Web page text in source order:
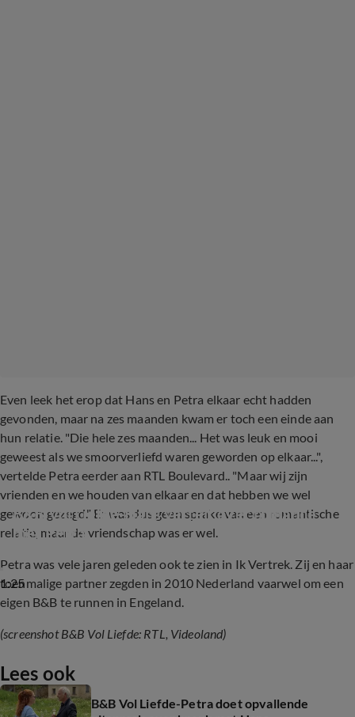
Even leek het erop dat Hans en Petra elkaar echt hadden
gevonden, maar na zes maanden kwam er toch een einde aan
hun relatie. "Die hele zes maanden... Het was leuk en mooi
geweest als we smoorverliefd waren geworden op elkaar...",
vertelde Petra eerder aan RTL Boulevard.. "Maar wij zijn
vrienden en we houden van elkaar en dat hebben we wel
gewoon gezegd." Er was dus geen sprake van een romantische
relatie, maar de vriendschap was er wel.
1:25
B&B Vol Liefde-Hans vertelt over romance
met Petra
Petra was vele jaren geleden ook te zien in Ik Vertrek. Zij en haar
toenmalige partner zegden in 2010 Nederland vaarwel om een
eigen B&B te runnen in Engeland.
(screenshot B&B Vol Liefde: RTL, Videoland)
Lees ook
B&B Vol Liefde-Petra doet opvallende